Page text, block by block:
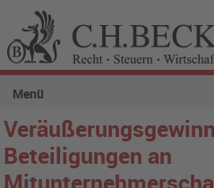
Menü
Beteiligungen an